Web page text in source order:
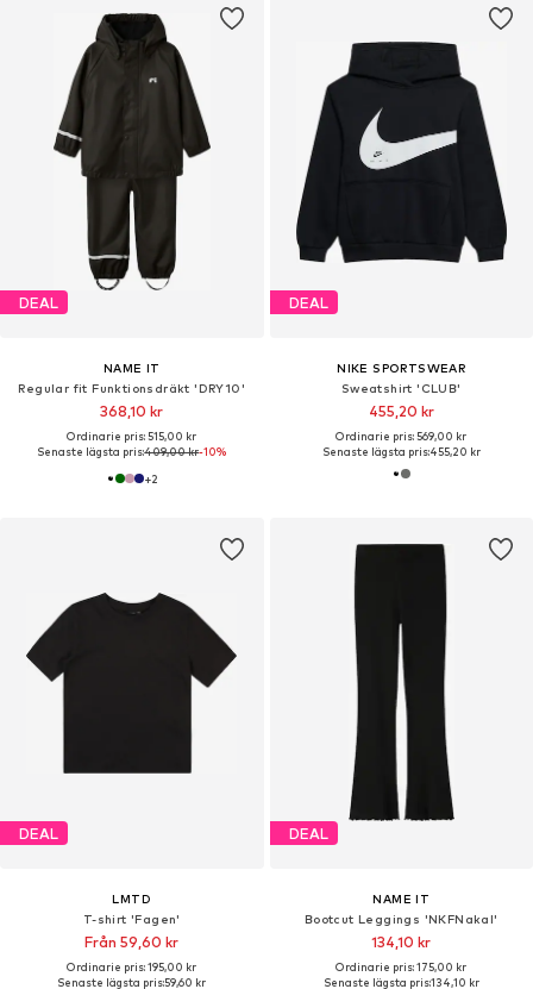
DEAL
NAME IT
Regular fit Funktionsdräkt 'DRY10'
368,10 kr
Ordinarie pris: 515,00 kr
Senaste lägsta pris:409,00 kr-10%
+2
DEAL
NIKE SPORTSWEAR
Sweatshirt 'CLUB'
455,20 kr
Ordinarie pris: 569,00 kr
Senaste lägsta pris:455,20 kr
DEAL
LMTD
T-shirt 'Fagen'
Från 59,60 kr
Ordinarie pris: 195,00 kr
Senaste lägsta pris:59,60 kr
DEAL
NAME IT
Bootcut Leggings 'NKFNakal'
134,10 kr
Ordinarie pris: 175,00 kr
Senaste lägsta pris:134,10 kr